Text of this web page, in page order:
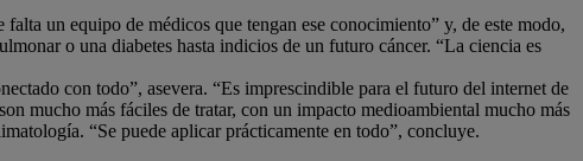
un equipo de médicos que tengan ese conocimiento” y, de este modo,
o una diabetes hasta indicios de un futuro cáncer. “La ciencia es
con todo”, asevera. “Es imprescindible para el futuro del internet de
mucho más fáciles de tratar, con un impacto medioambiental mucho más
“Se puede aplicar prácticamente en todo”, concluye.